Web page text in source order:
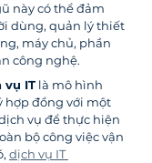
này có thể đảm
dùng, quản lý thiết
máy chủ, phần
công nghệ.
vụ IT là mô hình
hợp đồng với một
vụ để thực hiện
bộ công việc vận
dịch vụ IT